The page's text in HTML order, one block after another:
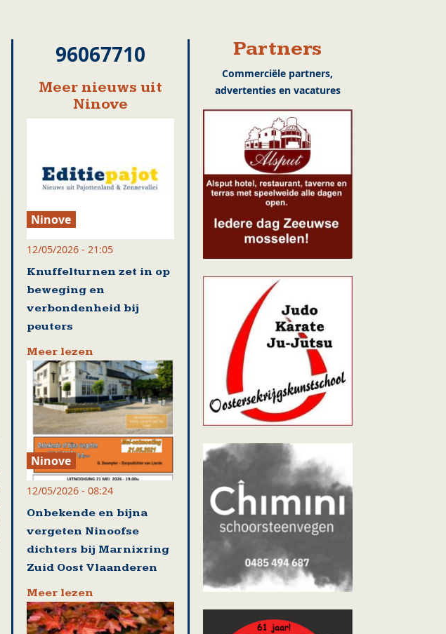
96067710
Meer nieuws uit
Ninove
Ninove
12/05/2026 - 21:05
Knuffelturnen zet in op
beweging en
verbondenheid bij
peuters
Meer lezen
Ninove
12/05/2026 - 08:24
Onbekende en bijna
vergeten Ninoofse
dichters bij Marnixring
Zuid Oost Vlaanderen
Meer lezen
Partners
Commerciële partners,
advertenties en vacatures